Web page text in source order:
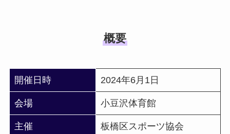
概要
開催日時 2024年6月1日
会場 小豆沢体育館
主催 板橋区スポーツ協会